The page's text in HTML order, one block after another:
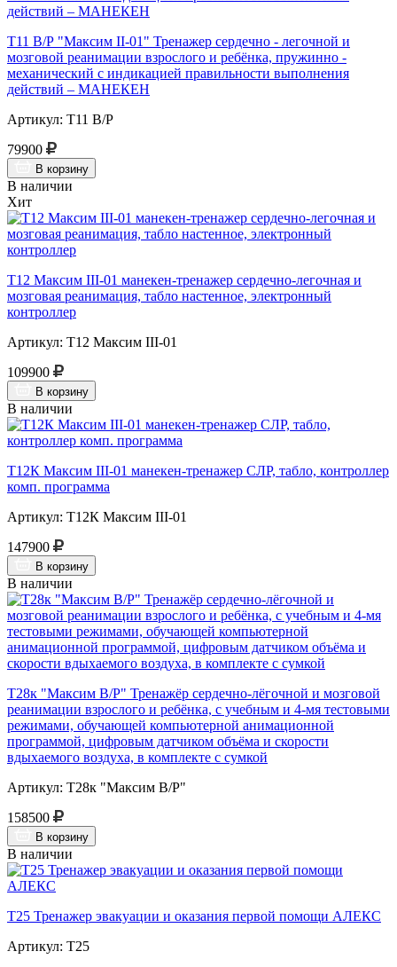
Т11 В/Р "Максим II-01" Тренажер сердечно - легочной и
мозговой реанимации взрослого и ребёнка, пружинно -
механический с индикацией правильности выполнения
действий – МАНЕКЕН
Артикул: Т11 В/Р
79900
В корзину
В наличии
Хит
Т12 Максим III-01 манекен-тренажер сердечно-легочная и
мозговая реанимация, табло настенное, электронный
контроллер
Артикул: Т12 Максим III-01
109900
В корзину
В наличии
Т12К Максим III-01 манекен-тренажер СЛР, табло, контроллер
комп. программа
Артикул: Т12К Максим III-01
147900
В корзину
В наличии
Т28к "Максим В/Р" Тренажёр сердечно-лёгочной и мозговой
реанимации взрослого и ребёнка, с учебным и 4-мя тестовыми
режимами, обучающей компьютерной анимационной
программой, цифровым датчиком объёма и скорости
вдыхаемого воздуха, в комплекте с сумкой
Артикул: Т28к "Максим В/Р"
158500
В корзину
В наличии
Т25 Тренажер эвакуации и оказания первой помощи АЛЕКС
Артикул: Т25